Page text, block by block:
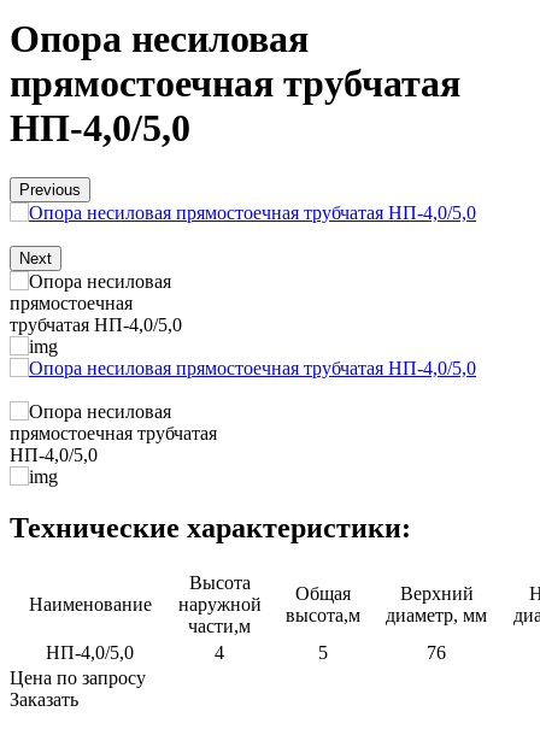
Опора несиловая
прямостоечная трубчатая
НП-4,0/5,0
Previous
Next
Технические характеристики:
Наименование
Высота
наружной
части,м
Общая
высота,м
Верхний
диаметр, мм
НП-4,0/5,0
4 5
76
Цена по запросу
Заказать